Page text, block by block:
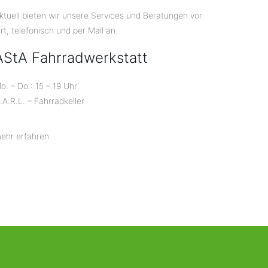
bieten wir unsere Services und Beratungen vor
telefonisch und per Mail an.
Fahrradwerkstatt
– Do.: 15 – 19 Uhr
– Fahrradkeller
erfahren